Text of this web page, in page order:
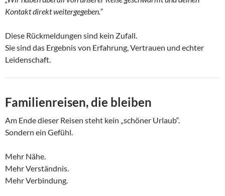
Kontakt direkt weitergegeben.“
Diese Rückmeldungen sind kein Zufall.
Sie sind das Ergebnis von Erfahrung, Vertrauen und echter
Leidenschaft.
Familienreisen, die bleiben
Am Ende dieser Reisen steht kein „schöner Urlaub“.
Sondern ein Gefühl.
Mehr Nähe.
Mehr Verständnis.
Mehr Verbindung.